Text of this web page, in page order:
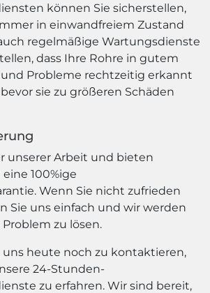
können Sie sicherstellen,
in einwandfreiem Zustand
regelmäßige Wartungsdienste
dass Ihre Rohre in gutem
Probleme rechtzeitig erkannt
sie zu größeren Schäden
unserer Arbeit und bieten
100%ige
Wenn Sie nicht zufrieden
Sie uns einfach und wir werden
zu lösen.
uns heute noch zu kontaktieren,
24-Stunden-
zu erfahren. Wir sind bereit,